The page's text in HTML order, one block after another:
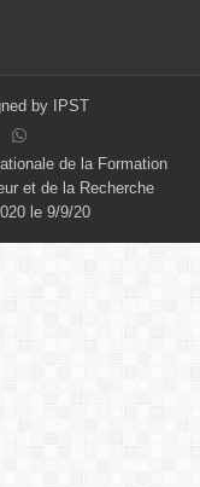
by IPST
de la Formation
et de la Recherche
le 9/9/20